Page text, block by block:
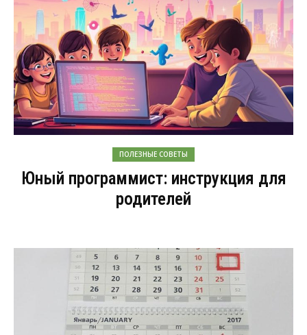
ПОЛЕЗНЫЕ СОВЕТЫ
Юный программист: инструкция для
родителей